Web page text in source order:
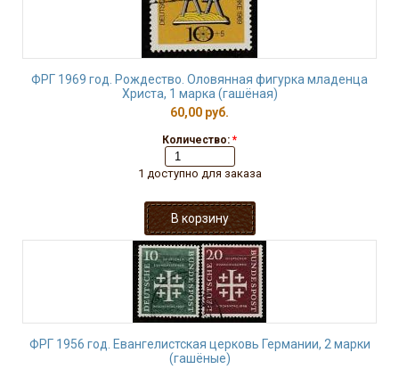
ФРГ 1969 год. Рождество. Оловянная фигурка младенца
Христа, 1 марка (гашёная)
60,00 руб.
Количество: *
1 доступно для заказа
ФРГ 1956 год. Евангелистская церковь Германии, 2 марки
(гашёные)